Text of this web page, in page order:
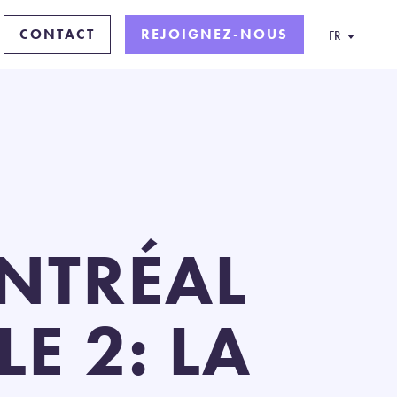
CONTACT REJOIGNEZ-NOUS FR
2: LA